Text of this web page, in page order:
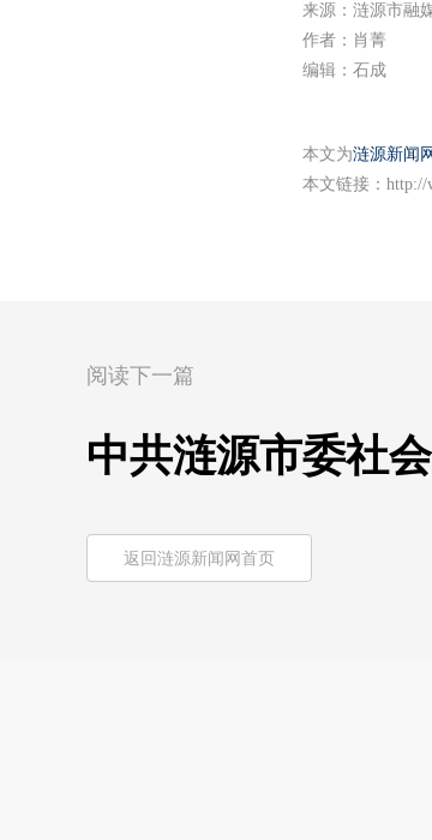
来源：涟源市融
作者：肖菁
编辑：石成
本文为涟源新闻网
本文链接： http://
阅读下一篇
中共涟源市委社
返回涟源新闻网首页